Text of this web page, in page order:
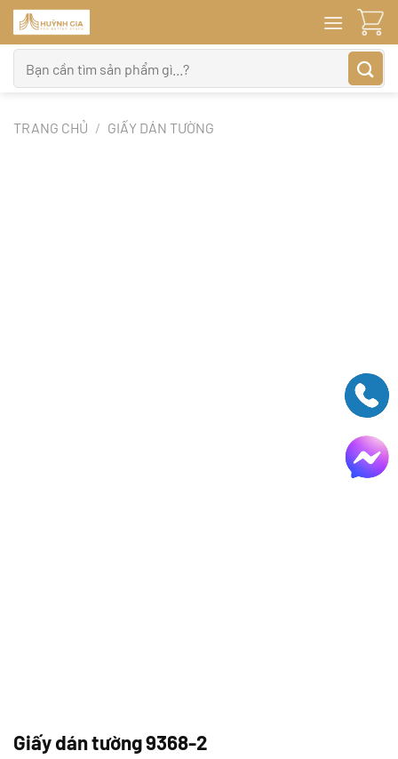
Bỏ
qua
nội
dung
kiếm:
TRANG CHỦ / GIẤY DÁN TƯỜNG
Giấy dán tường 9368-2